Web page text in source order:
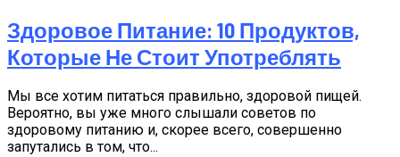
Здоровое Питание: 10 Продуктов,
Которые Не Стоит Употреблять
Мы все хотим питаться правильно, здоровой пищей.
Вероятно, вы уже много слышали советов по
здоровому питанию и, скорее всего, совершенно
запутались в том, что...